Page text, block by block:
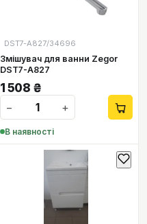
DST7-A827/34696
Змішувач для ванни Zegor
DST7-A827
1 508 ₴
−
+
В наявності